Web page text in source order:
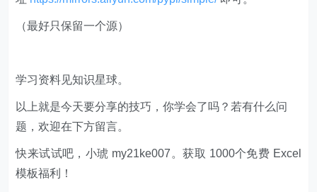
（最好只保留一个源）
学习资料见知识星球。
以上就是今天要分享的技巧，你学会了吗？若有什么问
题，欢迎在下方留言。
快来试试吧，小琥 my21ke007。获取 1000个免费 Excel
模板福利​​​​！